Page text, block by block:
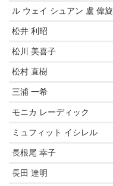
ル ウェイ シュアン 盧 偉旋
松井 利昭
松川 美喜子
松村 直樹
三浦 一希
モニカ レーディック
ミュフィット イシレル
長根尾 幸子
長田 達明